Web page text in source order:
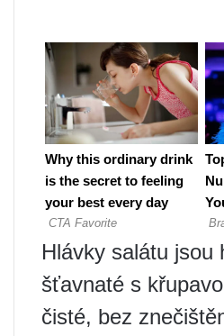
Hlávky salátu jsou
šťavnaté s
čisté, bez